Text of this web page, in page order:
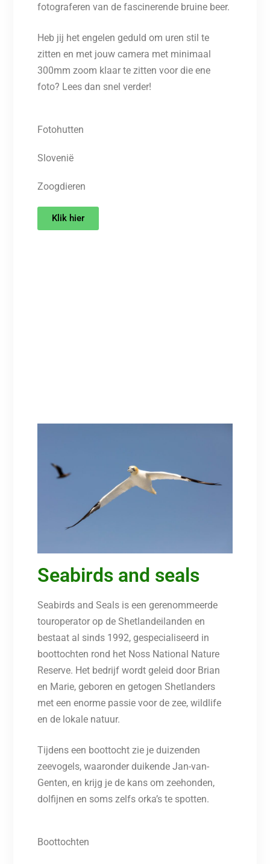
fotograferen van de fascinerende bruine beer.
Heb jij het engelen geduld om uren stil te
zitten en met jouw camera met minimaal
300mm zoom klaar te zitten voor die ene
foto? Lees dan snel verder!
Fotohutten
Slovenië
Zoogdieren
Klik hier
Seabirds and seals
Seabirds and Seals is een gerenommeerde
touroperator op de Shetlandeilanden en
bestaat al sinds 1992, gespecialiseerd in
boottochten rond het Noss National Nature
Reserve. Het bedrijf wordt geleid door Brian
en Marie, geboren en getogen Shetlanders
met een enorme passie voor de zee, wildlife
en de lokale natuur.
Tijdens een boottocht zie je duizenden
zeevogels, waaronder duikende Jan-van-
Genten, en krijg je de kans om zeehonden,
dolfijnen en soms zelfs orka’s te spotten.
Boottochten